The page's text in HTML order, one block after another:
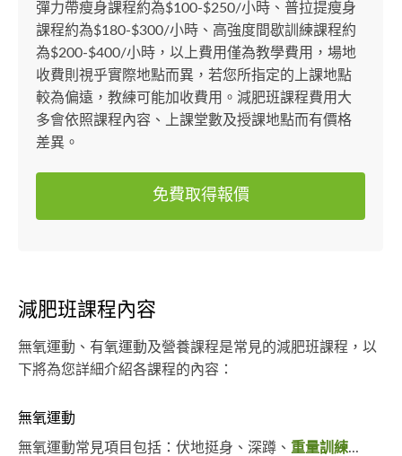
彈力帶瘦身課程約為$100-$250/小時、普拉提瘦身
課程約為$180-$300/小時、高強度間歇訓練課程約
為$200-$400/小時，以上費用僅為教學費用，場地
收費則視乎實際地點而異，若您所指定的上課地點
較為偏遠，教練可能加收費用。減肥班課程費用大
多會依照課程內容、上課堂數及授課地點而有價格
差異。
免費取得報價
減肥班課程內容
無氧運動、有氧運動及營養課程是常見的減肥班課程，以
下將為您詳細介紹各課程的內容：
無氧運動
無氧運動常見項目包括：伏地挺身、深蹲、 重量訓練...